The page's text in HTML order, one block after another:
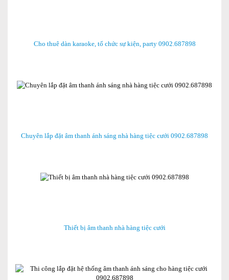
Cho thuê dàn karaoke, tổ chức sự kiện, party 0902.687898
Chuyên lắp đặt âm thanh ánh sáng nhà hàng tiệc cưới 0902.687898
Thiết bị âm thanh nhà hàng tiệc cưới